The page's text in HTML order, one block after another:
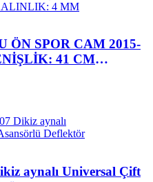
ÖN SPOR CAM 2015-
41 CM
aynalı Universal Çift